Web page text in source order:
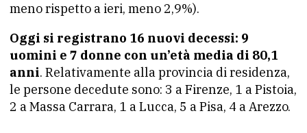
meno rispetto a ieri, meno 2,9%).
Oggi si registrano 16 nuovi decessi: 9
uomini e 7 donne con un’età media di 80,1
anni. Relativamente alla provincia di residenza,
le persone decedute sono: 3 a Firenze, 1 a Pistoia,
2 a Massa Carrara, 1 a Lucca, 5 a Pisa, 4 a Arezzo.